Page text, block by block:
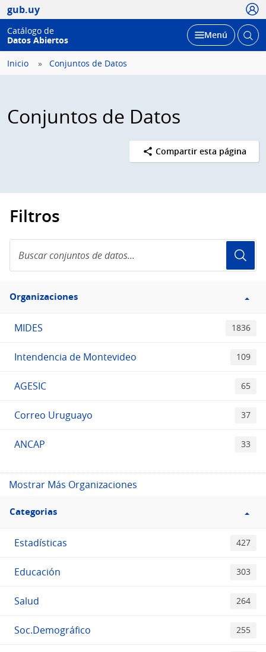
gub.uy
Catálogo de
Datos Abiertos
Desplegar
Menú Abrir
Inicio Conjuntos de Datos
Conjuntos de Datos
Compartir esta página
Filtros
conjuntos
de
Filtro
Organizaciones
Organizaciones
MIDES 1836
Intendencia de Montevideo 109
AGESIC 65
Correo Uruguayo 37
ANCAP 33
Mostrar Más Organizaciones
Filtro
Categorias
Categorias
Estadísticas 427
Educación 303
Salud 264
Soc.Demográfico 255